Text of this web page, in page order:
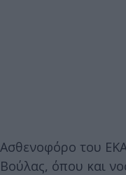
Ασθενοφόρο του
Βούλας, όπου και